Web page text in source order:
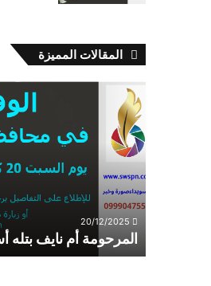
المقالات المميزة
المرحومة
أم
نايف
بتله
أسعد
عدوان
20/12/2025
المرحومة أم نايف بتله